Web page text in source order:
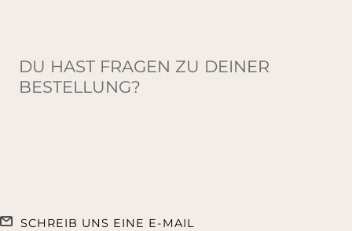
DU HAST FRAGEN ZU DEINER
BESTELLUNG?
SCHREIB UNS EINE E-MAIL